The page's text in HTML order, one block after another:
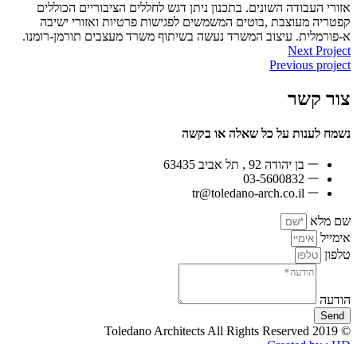
אזורי העבודה השונים. בתכנון ניתן דגש לחללים הציבוריים הכוללים
קפטריה מעוצבת ,בוטים המשמשים לפגישות פרטיות ואזורי ישיבה
א-פורמלית. עיצוב המשרד נעשה בשיתוף משרד מעצבים תורמן-רומנו.
Next Project
Previous project
צור קשר
נשמח לענות על כל שאלה או בקשה
בן יהודה 92 , תל אביב 63435
03-5600832
tr@toledano-arch.co.il
שם מלא
אימייל
טלפון
הודעה
Send
© 2019 Toledano Architects All Rights Reserved